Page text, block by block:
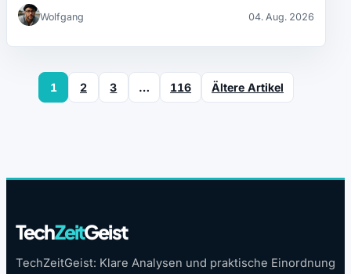
Wolfgang 04. Aug. 2026
1 2 3 … 116 Ältere Artikel
TechZeitGeist
TechZeitGeist: Klare Analysen und praktische Einordnung